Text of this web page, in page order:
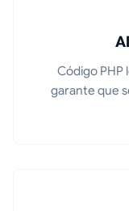
Código PHP
garante que